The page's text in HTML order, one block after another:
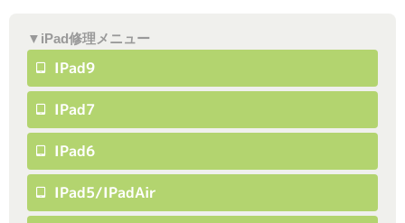
▼iPad修理メニュー
IPad9
IPad7
IPad6
IPad5/iPadAir